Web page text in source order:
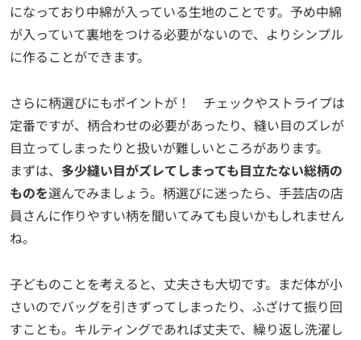
になっており中綿が入っている生地のことです。予め中綿
が入っていて裏地をつける必要がないので、よりシンプル
に作ることができます。
さらに柄選びにもポイントが！ チェックやストライプは
定番ですが、柄合わせの必要があったり、縫い目のズレが
目立ってしまったりと扱いが難しいところがあります。
まずは、 多少縫い目がズレてしまっても目立たない総柄の
ものを選んでみましょう。柄選びに迷ったら、手芸店の店
員さんに作りやすい柄を聞いてみても良いかもしれません
ね。
子どものことを考えると、丈夫さも大切です。まだ体が小
さいのでバッグを引きずってしまったり、ふざけて振り回
すことも。キルティングであれば丈夫で、繰り返し洗濯し